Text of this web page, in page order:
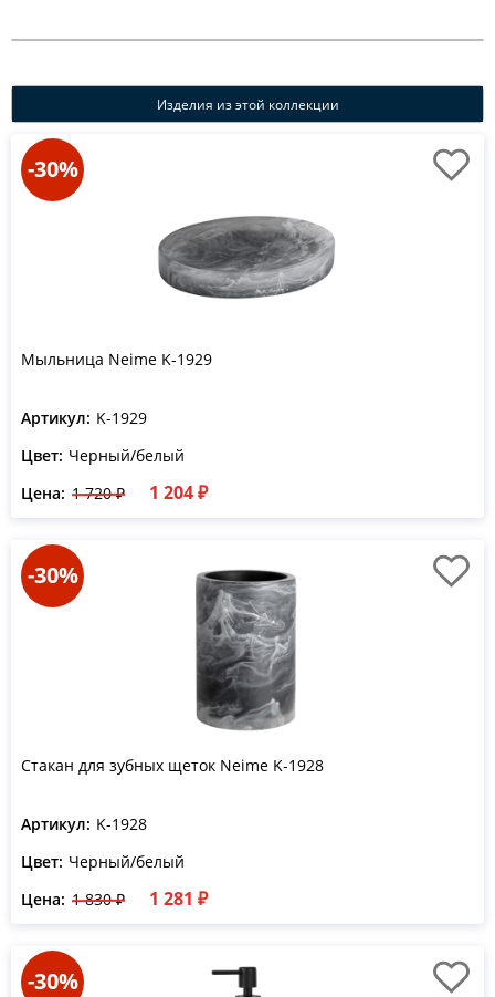
Изделия из этой коллекции
-30%
Мыльница Neime K-1929
Артикул: K-1929
Цвет: Черный/белый
Цена: 1 720 ₽ 1 204 ₽
-30%
Стакан для зубных щеток Neime K-1928
Артикул: K-1928
Цвет: Черный/белый
Цена: 1 830 ₽ 1 281 ₽
-30%